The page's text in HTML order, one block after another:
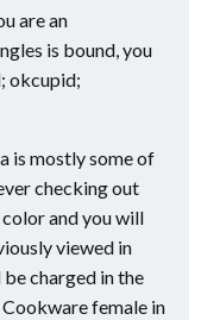
are an
is bound, you
okcupid;
is mostly some of
checking out
color and you will
viewed in
charged in the
female in